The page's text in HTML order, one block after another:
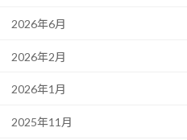
2026年6月
2026年2月
2026年1月
2025年11月